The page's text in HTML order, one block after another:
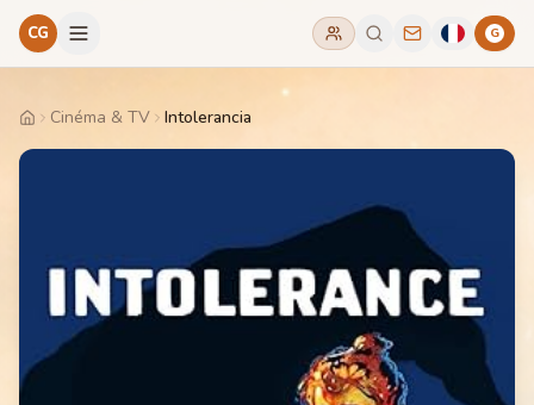
CG G
HomeCinéma & TV Intolerancia